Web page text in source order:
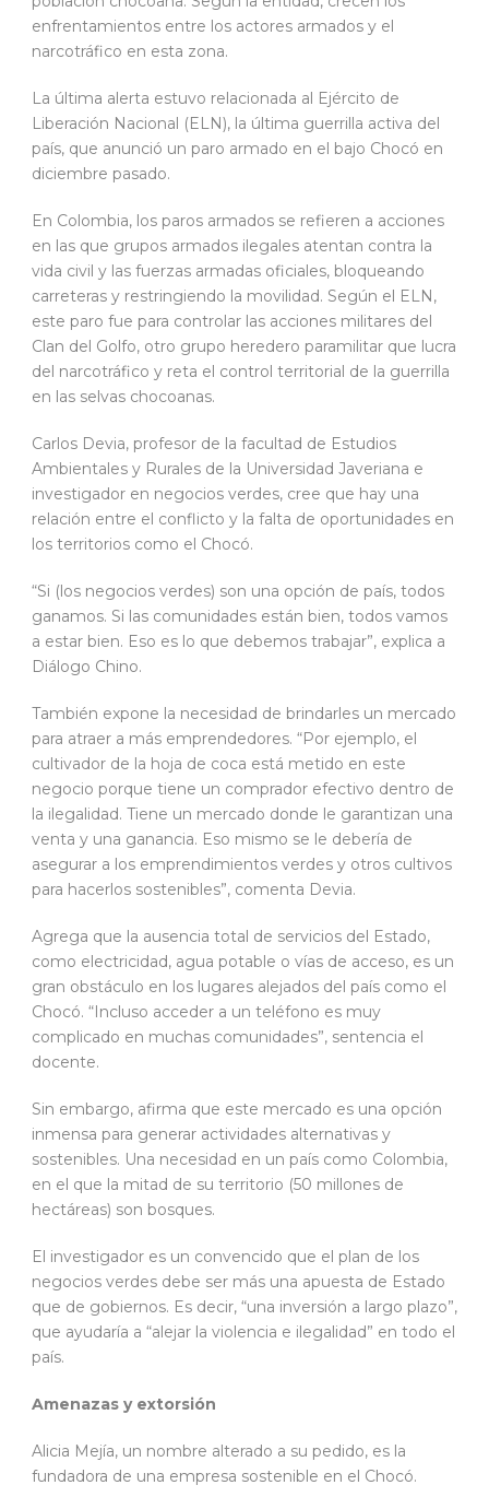
enfrentamientos entre los actores armados y el
narcotráfico en esta zona.
La última alerta estuvo relacionada al Ejército de
Liberación Nacional (ELN), la última guerrilla activa del
país, que anunció un paro armado en el bajo Chocó en
diciembre pasado.
En Colombia, los paros armados se refieren a acciones
en las que grupos armados ilegales atentan contra la
vida civil y las fuerzas armadas oficiales, bloqueando
carreteras y restringiendo la movilidad. Según el ELN,
este paro fue para controlar las acciones militares del
Clan del Golfo, otro grupo heredero paramilitar que lucra
del narcotráfico y reta el control territorial de la guerrilla
en las selvas chocoanas.
Carlos Devia, profesor de la facultad de Estudios
Ambientales y Rurales de la Universidad Javeriana e
investigador en negocios verdes, cree que hay una
relación entre el conflicto y la falta de oportunidades en
los territorios como el Chocó.
“Si (los negocios verdes) son una opción de país, todos
ganamos. Si las comunidades están bien, todos vamos
a estar bien. Eso es lo que debemos trabajar”, explica a
Diálogo Chino.
También expone la necesidad de brindarles un mercado
para atraer a más emprendedores. “Por ejemplo, el
cultivador de la hoja de coca está metido en este
negocio porque tiene un comprador efectivo dentro de
la ilegalidad. Tiene un mercado donde le garantizan una
venta y una ganancia. Eso mismo se le debería de
asegurar a los emprendimientos verdes y otros cultivos
para hacerlos sostenibles”, comenta Devia.
Agrega que la ausencia total de servicios del Estado,
como electricidad, agua potable o vías de acceso, es un
gran obstáculo en los lugares alejados del país como el
Chocó. “Incluso acceder a un teléfono es muy
complicado en muchas comunidades”, sentencia el
docente.
Sin embargo, afirma que este mercado es una opción
inmensa para generar actividades alternativas y
sostenibles. Una necesidad en un país como Colombia,
en el que la mitad de su territorio (50 millones de
hectáreas) son bosques.
El investigador es un convencido que el plan de los
negocios verdes debe ser más una apuesta de Estado
que de gobiernos. Es decir, “una inversión a largo plazo”,
que ayudaría a “alejar la violencia e ilegalidad” en todo el
país.
Amenazas y extorsión
Alicia Mejía, un nombre alterado a su pedido, es la
fundadora de una empresa sostenible en el Chocó.